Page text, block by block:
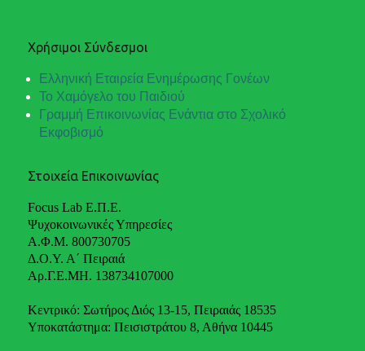
Χρήσιμοι Σύνδεσμοι
Ελληνική Εταιρεία Ενημέρωσης Γονέων
Το Χαμόγελο του Παιδιού
Γραμμή Επικοινωνίας Ενάντια στο Σχολικό
Εκφοβισμό
Στοιχεία Επικοινωνίας
Focus Lab Ε.Π.Ε.
Ψυχοκοινωνικές Υπηρεσίες
Α.Φ.Μ. 800730705
Δ.Ο.Υ. Α΄ Πειραιά
Αρ.Γ.Ε.ΜΗ. 138734107000
Κεντρικό: Σωτήρος Διός 13-15, Πειραιάς 18535
Υποκατάστημα: Πεισιστράτου 8, Αθήνα 10445